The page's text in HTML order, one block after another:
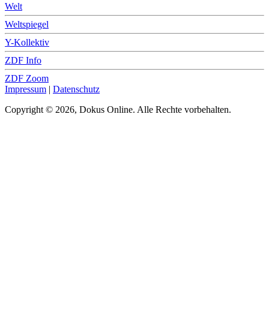
Welt
Weltspiegel
Y-Kollektiv
ZDF Info
ZDF Zoom
Impressum | Datenschutz
Copyright © 2026, Dokus Online. Alle Rechte vorbehalten.